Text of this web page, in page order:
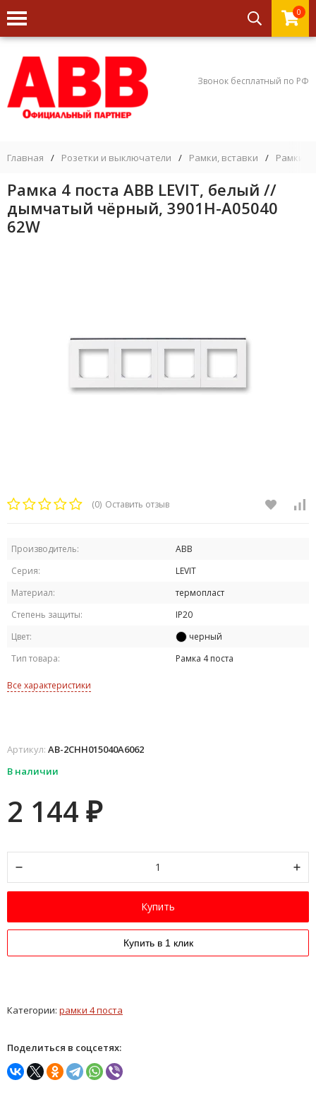
0
Звонок бесплатный по РФ
Главная / Розетки и выключатели / Рамки, вставки / Рамки 4
Рамка 4 поста ABB LEVIT, белый //
дымчатый чёрный, 3901H-A05040
62W
(0) Оставить отзыв
Производитель:
ABB
Серия:
LEVIT
Материал:
термопласт
Степень защиты:
IP20
Цвет:
черный
Тип товара:
Рамка 4 поста
Все характеристики
Артикул: AB-2CHH015040A6062
В наличии
2 144 ₽
Купить
Купить в 1 клик
Категории: рамки 4 поста
Поделиться в соцсетях: